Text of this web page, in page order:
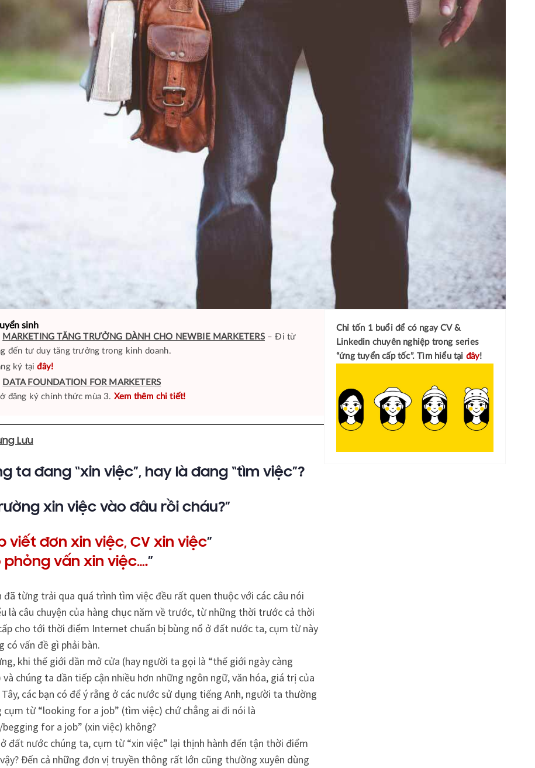
sinh
MARKETING TĂNG TRƯỞNG DÀNH CHO NEWBIE MARKETERS– Đi từ
đến tư duy tăng trưởng trong kinh doanh.
ký tạiđây!
DATA FOUNDATION FOR MARKETERS
đăng ký chính thức mùa 3. Xem thêm chi tiết!
Lưu
ta đang “xin việc”, hay là đang “tìm việc”?
xin việc vào đâu rồi cháu?”
viết đơn xin việc, CV xin việc”
phỏng vấn xin việc….”
đã từng trải qua quá trình tìm việc đều rất quen thuộc với các câu nói
là câu chuyện của hàng chục năm về trước, từ những thời trước cả thời
cho tới thời điểm Internet chuẩn bị bùng nổ ở đất nước ta, cụm từ này
có vấn đề gì phải bàn.
khi thế giới dần mở cửa (hay người ta gọi là “thế giới ngày càng
và chúng ta dần tiếp cận nhiều hơn những ngôn ngữ, văn hóa, giá trị của
các bạn có để ý rằng ở các nước sử dụng tiếng Anh, người ta thường
cụm từ “looking for a job” (tìm việc) chứ chẳng ai đi nói là
for a job” (xin việc) không?
đất nước chúng ta, cụm từ “xin việc” lại thịnh hành đến tận thời điểm
Đến cả những đơn vị truyền thông rất lớn cũng thường xuyên dùng
Chỉ tốn 1 buổi để có ngayCV &
Linkedin chuyên nghiệptrong series
“ứng tuyển cấp tốc”. Tìm hiểu tại đây!